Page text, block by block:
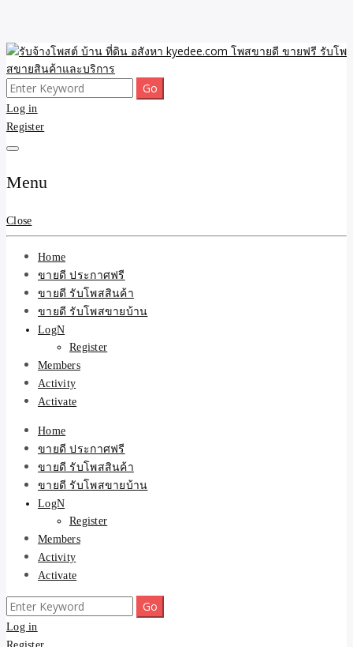
Skip
to
content
รับจ้างโพสต์ บ้าน ที่ดิน
อสังหา kyedee.com โพส
ขายดี ขายฟรี รับโพสขาย
สินค้าและบริการ
ขายดี โพสประกาศขายสินค้าฟรี บ้าน ที่ดิน อสังหา รับโพสต์ประกาศขาย
ของ รับรองผล ดีที่สุดถูกที่สุด ติดหน้าแรกกูเกืล
Search
for:
Log in
Register
Menu
Close
Home
ขายดี ประกาศฟรี
ขายดี รับโพสสินค้า
ขายดี รับโพสขายบ้าน
LogN
Register
Members
Activity
Activate
Home
ขายดี ประกาศฟรี
ขายดี รับโพสสินค้า
ขายดี รับโพสขายบ้าน
LogN
Register
Members
Activity
Activate
Search
for:
Log in